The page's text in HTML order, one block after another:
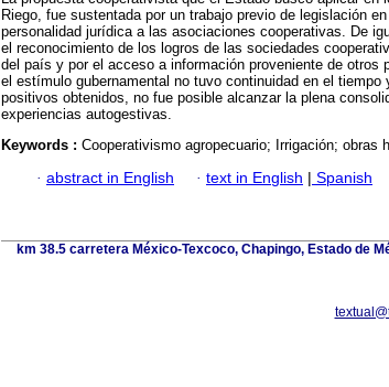
Riego, fue sustentada por un trabajo previo de legislación
personalidad jurídica a las asociaciones cooperativas. De
el reconocimiento de los logros de las sociedades
del país y por el acceso a información proveniente de otros
el estímulo gubernamental no tuvo continuidad en el tiempo
positivos obtenidos, no fue posible alcanzar la plena
experiencias autogestivas.
Keywords : Cooperativismo agropecuario; Irrigación; obras
· abstract in English · text in English Spanish
km 38.5 carretera México-Texcoco, Chapingo, Estado de